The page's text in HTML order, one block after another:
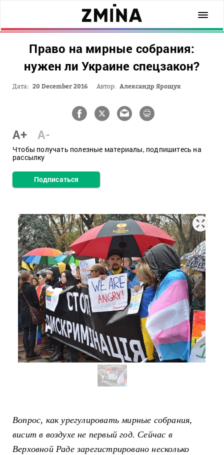
Право на мирные собрания:
нужен ли Украине спецзакон?
Дата: 20 December 2016 Автор: Александр Ярощук
A+ A-
Чтобы получать полезные материалы, подпишитесь на
рассылку
Подписаться
Вопрос, как урегулировать мирные собрания,
висит в воздухе не первый год. Сейчас в
Верховной Раде зарегистрировано несколько